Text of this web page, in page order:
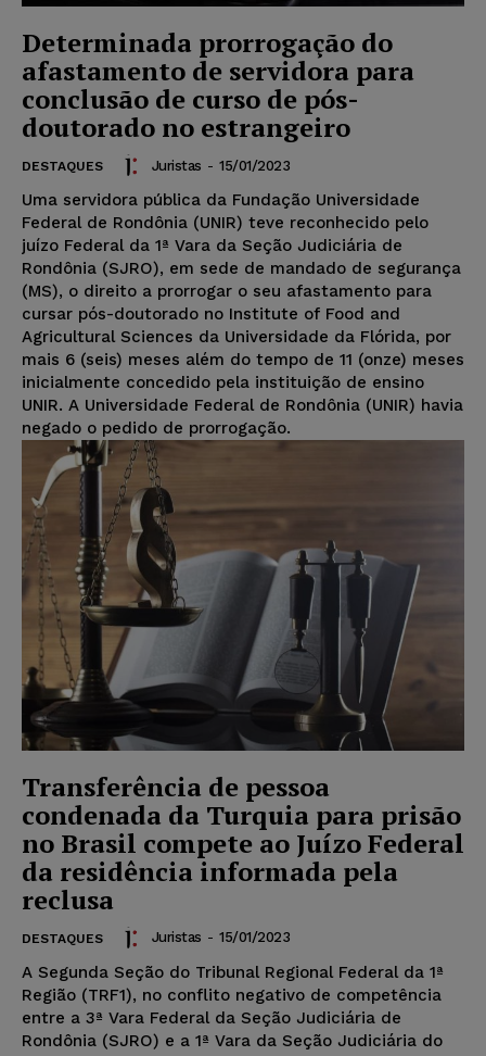
Determinada prorrogação do
afastamento de servidora para
conclusão de curso de pós-
doutorado no estrangeiro
DESTAQUES Juristas - 15/01/2023
Uma servidora pública da Fundação Universidade
Federal de Rondônia (UNIR) teve reconhecido pelo
juízo Federal da 1ª Vara da Seção Judiciária de
Rondônia (SJRO), em sede de mandado de segurança
(MS), o direito a prorrogar o seu afastamento para
cursar pós-doutorado no Institute of Food and
Agricultural Sciences da Universidade da Flórida, por
mais 6 (seis) meses além do tempo de 11 (onze) meses
inicialmente concedido pela instituição de ensino
UNIR. A Universidade Federal de Rondônia (UNIR) havia
negado o pedido de prorrogação.
Transferência de pessoa
condenada da Turquia para prisão
no Brasil compete ao Juízo Federal
da residência informada pela
reclusa
DESTAQUES Juristas - 15/01/2023
A Segunda Seção do Tribunal Regional Federal da 1ª
Região (TRF1), no conflito negativo de competência
entre a 3ª Vara Federal da Seção Judiciária de
Rondônia (SJRO) e a 1ª Vara da Seção Judiciária do